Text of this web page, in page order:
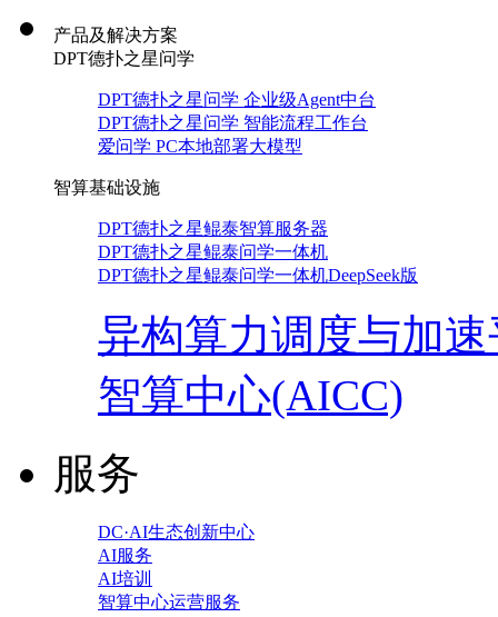
产品及解决方案
DPT德扑之星问学
DPT德扑之星问学 企业级Agent中台
DPT德扑之星问学 智能流程工作台
爱问学 PC本地部署大模型
智算基础设施
DPT德扑之星鲲泰智算服务器
DPT德扑之星鲲泰问学一体机
DPT德扑之星鲲泰问学一体机DeepSeek版
异构算力调度与加
智算中心(AICC)
服务
DC·AI生态创新中心
AI服务
AI培训
智算中心运营服务